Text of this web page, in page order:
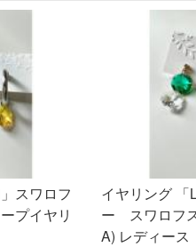
スワロフ
プイヤリ
イヤリング 「
ー スワロフ
A) レディース